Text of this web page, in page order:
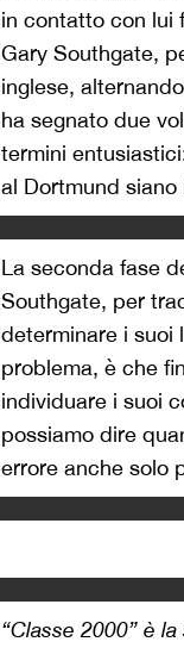
in contatto con lui
Gary Southgate,
inglese,
ha segnato due
termini
al Dortmund siano
La seconda fase
Southgate, per
determinare i suoi
problema, è che
individuare i suoi
possiamo dire
errore anche solo
“Classe 2000” è